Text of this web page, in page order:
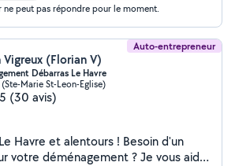
ne peut pas répondre pour le moment.
Auto-entrepreneur
Vigreux (Florian V)
Débarras Le Havre
(Ste-Marie St-Leon-Eglise)
(30 avis)
et alentours ! Besoin d'un
déménagement ? Je vous aide